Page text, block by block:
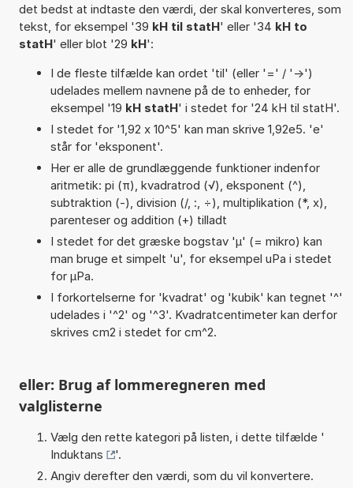
det bedst at indtaste den værdi, der skal konverteres, som
tekst, for eksempel '39 kH til statH' eller '34 kH to
statH' eller blot '29 kH':
I de fleste tilfælde kan ordet 'til' (eller '=' / '->')
udelades mellem navnene på de to enheder, for
eksempel '19 kH statH' i stedet for '24 kH til statH'.
I stedet for '1,92 x 10^5' kan man skrive 1,92e5. 'e'
står for 'eksponent'.
Her er alle de grundlæggende funktioner indenfor
aritmetik: pi (π), kvadratrod (√), eksponent (^),
subtraktion (-), division (/, :, ÷), multiplikation (*, x),
parenteser og addition (+) tilladt
I stedet for det græske bogstav 'µ' (= mikro) kan
man bruge et simpelt 'u', for eksempel uPa i stedet
for µPa.
I forkortelserne for 'kvadrat' og 'kubik' kan tegnet '^'
udelades i '^2' og '^3'. Kvadratcentimeter kan derfor
skrives cm2 i stedet for cm^2.
eller: Brug af lommeregneren med
valglisterne
Vælg den rette kategori på listen, i dette tilfælde '
Induktans
'.
Angiv derefter den værdi, som du vil konvertere.